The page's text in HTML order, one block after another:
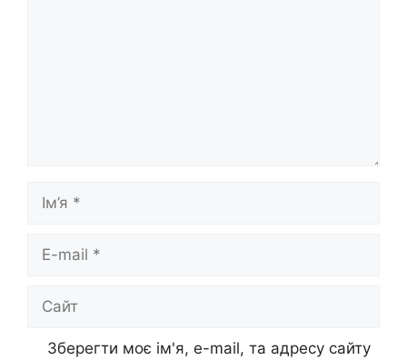
mail
Зберегти моє ім'я, e-mail, та адресу сайту